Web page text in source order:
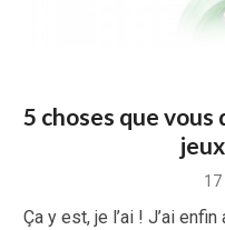
5 choses que
17
Ça y est, je l’ai ! J’ai